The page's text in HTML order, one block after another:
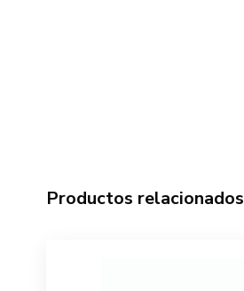
Productos relacionados